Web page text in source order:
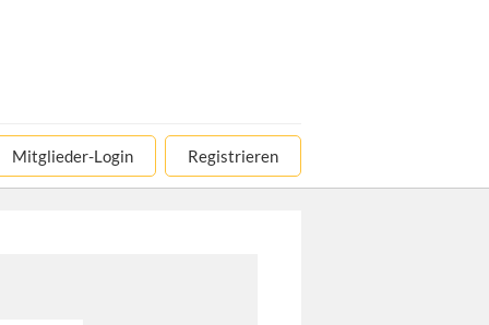
Mitglieder-Login Registrieren